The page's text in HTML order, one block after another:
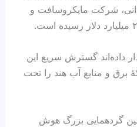
شرکت مایکروسافت و
داده‌اند گسترش سریع این
و منابع آب هند را تحت
گردهمایی بزرگ هوش